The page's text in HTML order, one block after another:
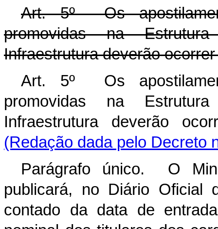
Art. 5º Os
promovidas na
Infraestrutura deverão
Art. 5º Os
promovidas na
Infraestrutura deverão
(Redação dada pelo Decreto
Parágrafo único. O
publicará, no Diário Oficial
contado da data de